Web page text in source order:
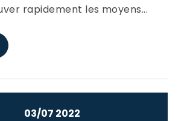
rapidement les moyens...
03/07 2022